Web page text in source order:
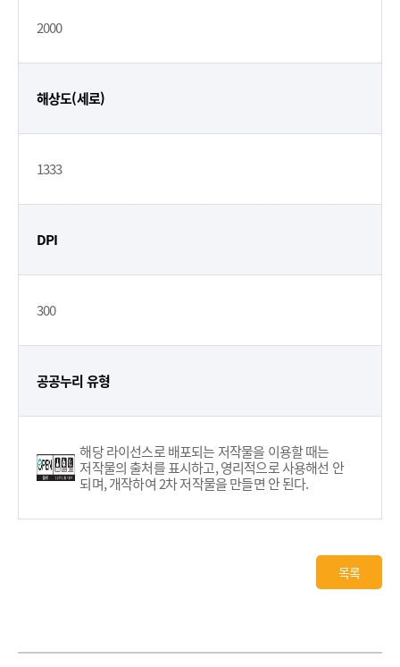
2000
해상도(세로)
1333
DPI
300
공공누리 유형
해당 라이선스로 배포되는 저작물을 이용할 때는
저작물의 출처를 표시하고, 영리적으로 사용해선 안
되며, 개작하여 2차 저작물을 만들면 안 된다.
목록